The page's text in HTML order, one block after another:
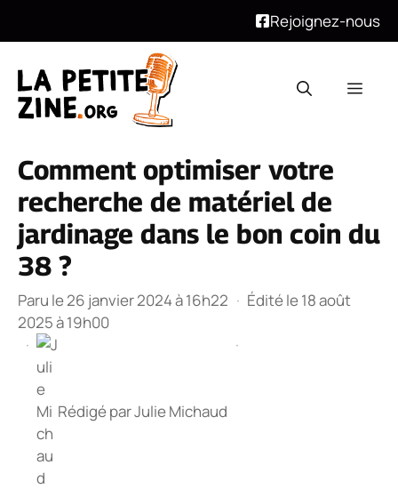
Rejoignez-nous
contenu
Comment optimiser votre
recherche de matériel de
jardinage dans le bon coin du
38 ?
Paru le 26 janvier 2024 à 16h22 · Édité le 18 août
2025 à 19h00
·
Rédigé parJulie Michaud
·